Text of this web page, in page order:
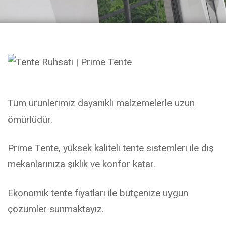
Tüm ürünlerimiz dayanıklı malzemelerle uzun
ömürlüdür.
Prime Tente, yüksek kaliteli tente sistemleri ile dış
mekanlarınıza şıklık ve konfor katar.
Ekonomik tente fiyatları ile bütçenize uygun
çözümler sunmaktayız.